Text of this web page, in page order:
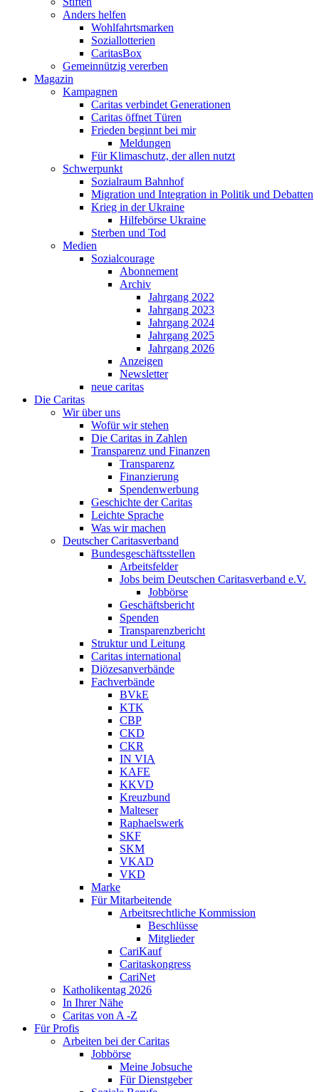
Anders helfen
Wohlfahrtsmarken
Soziallotterien
CaritasBox
Gemeinnützig vererben
Magazin
Kampagnen
Caritas verbindet Generationen
Caritas öffnet Türen
Frieden beginnt bei mir
Meldungen
Für Klimaschutz, der allen nutzt
Schwerpunkt
Sozialraum Bahnhof
Migration und Integration in Politik und Debatten
Krieg in der Ukraine
Hilfebörse Ukraine
Sterben und Tod
Medien
Sozialcourage
Abonnement
Archiv
Jahrgang 2022
Jahrgang 2023
Jahrgang 2024
Jahrgang 2025
Jahrgang 2026
Anzeigen
Newsletter
neue caritas
Die Caritas
Wir über uns
Wofür wir stehen
Die Caritas in Zahlen
Transparenz und Finanzen
Transparenz
Finanzierung
Spendenwerbung
Geschichte der Caritas
Leichte Sprache
Was wir machen
Deutscher Caritasverband
Bundesgeschäftsstellen
Arbeitsfelder
Jobs beim Deutschen Caritasverband e.V.
Jobbörse
Geschäftsbericht
Spenden
Transparenzbericht
Struktur und Leitung
Caritas international
Diözesanverbände
Fachverbände
BVkE
KTK
CBP
CKD
CKR
IN VIA
KAFE
KKVD
Kreuzbund
Malteser
Raphaelswerk
SKF
SKM
VKAD
VKD
Marke
Für Mitarbeitende
Arbeitsrechtliche Kommission
Beschlüsse
Mitglieder
CariKauf
Caritaskongress
CariNet
Katholikentag 2026
In Ihrer Nähe
Caritas von A -Z
Für Profis
Arbeiten bei der Caritas
Jobbörse
Meine Jobsuche
Für Dienstgeber